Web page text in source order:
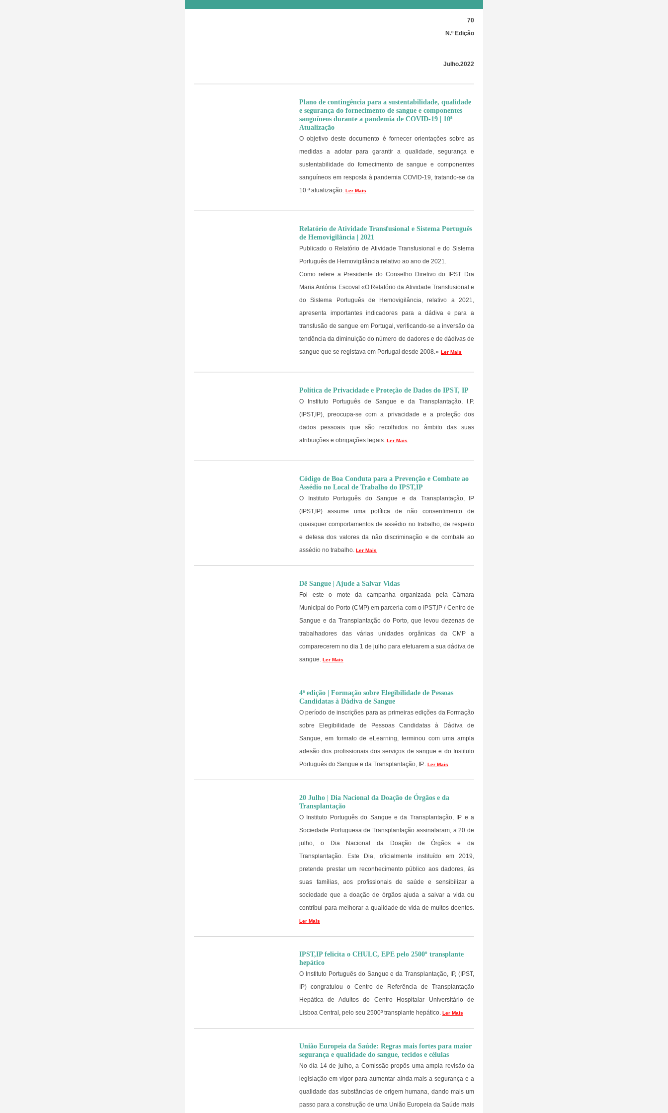
70
N.º Edição
Julho.2022
Plano de contingência para a sustentabilidade, qualidade
e segurança do fornecimento de sangue e componentes
sanguíneos durante a pandemia de COVID-19 | 10ª
Atualização
O objetivo deste documento é fornecer orientações sobre as
medidas a adotar para garantir a qualidade, segurança e
sustentabilidade do fornecimento de sangue e componentes
sanguíneos em resposta à pandemia COVID-19, tratando-se da
10.ª atualização. Ler Mais
Relatório de Atividade Transfusional e Sistema Português
de Hemovigilância | 2021
Publicado o Relatório de Atividade Transfusional e do Sistema
Português de Hemovigilância relativo ao ano de 2021.
Como refere a Presidente do Conselho Diretivo do IPST Dra
Maria Antónia Escoval «O Relatório da Atividade Transfusional e
do Sistema Português de Hemovigilância, relativo a 2021,
apresenta importantes indicadores para a dádiva e para a
transfusão de sangue em Portugal, verificando-se a inversão da
tendência da diminuição do número de dadores e de dádivas de
sangue que se registava em Portugal desde 2008.» Ler Mais
Política de Privacidade e Proteção de Dados do IPST, IP
O Instituto Português de Sangue e da Transplantação, I.P.
(IPST,IP), preocupa-se com a privacidade e a proteção dos
dados pessoais que são recolhidos no âmbito das suas
atribuições e obrigações legais. Ler Mais
Código de Boa Conduta para a Prevenção e Combate ao
Assédio no Local de Trabalho do IPST,IP
O Instituto Português do Sangue e da Transplantação, IP
(IPST,IP) assume uma política de não consentimento de
quaisquer comportamentos de assédio no trabalho, de respeito
e defesa dos valores da não discriminação e de combate ao
assédio no trabalho. Ler Mais
Dê Sangue | Ajude a Salvar Vidas
Foi este o mote da campanha organizada pela Câmara
Municipal do Porto (CMP) em parceria com o IPST,IP / Centro de
Sangue e da Transplantação do Porto, que levou dezenas de
trabalhadores das várias unidades orgânicas da CMP a
comparecerem no dia 1 de julho para efetuarem a sua dádiva de
sangue. Ler Mais
4ª edição | Formação sobre Elegibilidade de Pessoas
Candidatas à Dádiva de Sangue
O período de inscrições para as primeiras edições da Formação
sobre Elegibilidade de Pessoas Candidatas à Dádiva de
Sangue, em formato de eLearning, terminou com uma ampla
adesão dos profissionais dos serviços de sangue e do Instituto
Português do Sangue e da Transplantação, IP.. Ler Mais
20 Julho | Dia Nacional da Doação de Órgãos e da
Transplantação
O Instituto Português do Sangue e da Transplantação, IP e a
Sociedade Portuguesa de Transplantação assinalaram, a 20 de
julho, o Dia Nacional da Doação de Órgãos e da
Transplantação. Este Dia, oficialmente instituído em 2019,
pretende prestar um reconhecimento público aos dadores, às
suas famílias, aos profissionais de saúde e sensibilizar a
sociedade que a doação de órgãos ajuda a salvar a vida ou
contribui para melhorar a qualidade de vida de muitos doentes.
Ler Mais
IPST,IP felicita o CHULC, EPE pelo 2500º transplante
hepático
O Instituto Português do Sangue e da Transplantação, IP, (IPST,
IP) congratulou o Centro de Referência de Transplantação
Hepática de Adultos do Centro Hospitalar Universitário de
Lisboa Central, pelo seu 2500º transplante hepático. Ler Mais
União Europeia da Saúde: Regras mais fortes para maior
segurança e qualidade do sangue, tecidos e células
No dia 14 de julho, a Comissão propôs uma ampla revisão da
legislação em vigor para aumentar ainda mais a segurança e a
qualidade das substâncias de origem humana, dando mais um
passo para a construção de uma União Europeia da Saúde mais